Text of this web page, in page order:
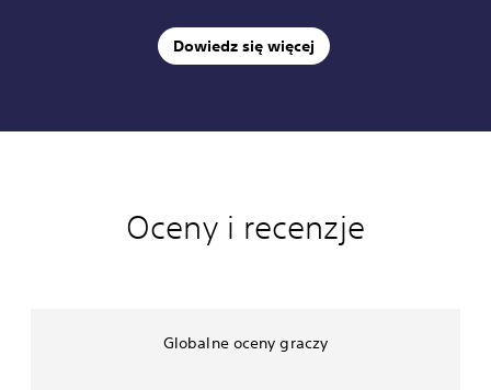
Dowiedz się więcej
Oceny i recenzje
Globalne oceny graczy